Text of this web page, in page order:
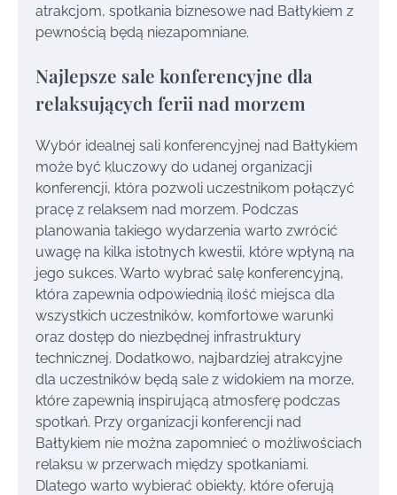
atrakcjom, spotkania biznesowe nad Bałtykiem z
pewnością będą niezapomniane.
Najlepsze sale konferencyjne dla
relaksujących ferii nad morzem
Wybór idealnej sali konferencyjnej nad Bałtykiem
może być kluczowy do udanej organizacji
konferencji, która pozwoli uczestnikom połączyć
pracę z relaksem nad morzem. Podczas
planowania takiego wydarzenia warto zwrócić
uwagę na kilka istotnych kwestii, które wpłyną na
jego sukces. Warto wybrać salę konferencyjną,
która zapewnia odpowiednią ilość miejsca dla
wszystkich uczestników, komfortowe warunki
oraz dostęp do niezbędnej infrastruktury
technicznej. Dodatkowo, najbardziej atrakcyjne
dla uczestników będą sale z widokiem na morze,
które zapewnią inspirującą atmosferę podczas
spotkań. Przy organizacji konferencji nad
Bałtykiem nie można zapomnieć o możliwościach
relaksu w przerwach między spotkaniami.
Dlatego warto wybierać obiekty, które oferują